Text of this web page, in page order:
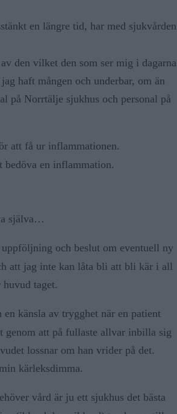
en längre tid, har med sjukvården
den vilket den som ser mig i dagarna
haft mången och underbar, om än
på Norrtälje sjukhus och personal på
att få ur inflammationen.
bedöva en inflammation.
själva…
och beslut om eventuell ny
att jag inte kan låta bli att bli kär i all
taget.
känsla av trygghet när en patient
genom att på fullaste allvar inbilla sig
lossnar om han vrider på det.
kärleksdimma.
vård är ju ett sjukhus det bästa